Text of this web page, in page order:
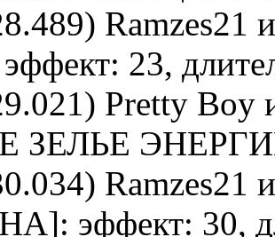
Ramzes21
23,
Pretty Boy
ЗЕЛЬЕ
Ramzes21
]: эффект: 30,